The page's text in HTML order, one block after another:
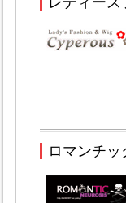
ロマンチ